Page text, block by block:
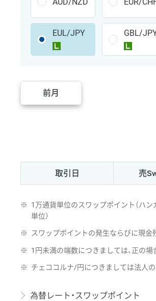
PLN/JPY
HUF/JPY
ZAR/JPY
MXN/JPY
AUD/USD
EUR/AUD
EUL/JPY
GBL/
前月
取引日 売
※
1万通貨単位のスワップポイント（ハ
単位）
※ スワップポイントの発生ならびに現
※ 1円未満の端数につきましては、正の
※ チェココルナ/円につきましては法人
為替レート・スワップポイント